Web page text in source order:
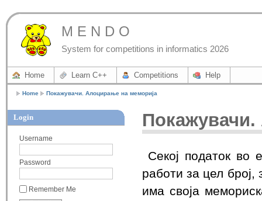
M E N D O
System for competitions in informatics 2026
Home Learn C++ Competitions Help
Home Покажувачи. Алоцирање на меморија
Login
Username
Password
Remember Me
Секој податок во
работи за цел број,
има своја